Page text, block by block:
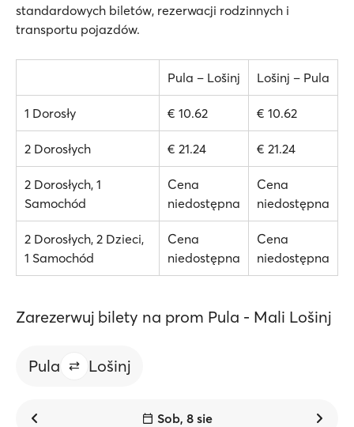
standardowych biletów, rezerwacji rodzinnych i
transportu pojazdów.
Pula – Lošinj Lošinj – Pula
1 Dorosły € 10.62 € 10.62
2 Dorosłych € 21.24 € 21.24
2 Dorosłych, 1
Samochód
Cena
niedostępna
Cena
niedostępna
2 Dorosłych, 2 Dzieci,
1 Samochód
Cena
niedostępna
Cena
niedostępna
Zarezerwuj bilety na prom Pula - Mali Lošinj
Pula Lošinj
Sob, 8 sie